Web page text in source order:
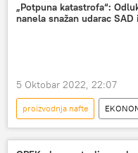
„Potpuna katastrofa“:
nanela snažan udarac SAD
5 Oktobar 2022, 22:07
proizvodnja nafte
Svet – ekonomija
samit OPEK u Beču